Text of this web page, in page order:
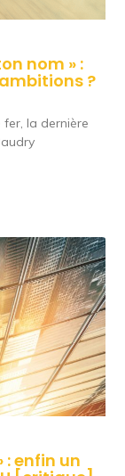
nom » :
?
la dernière
: enfin un